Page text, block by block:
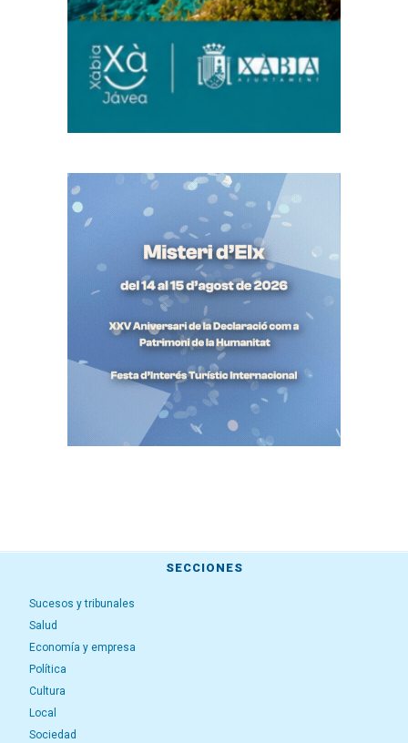
SECCIONES
Sucesos y tribunales
Salud
Economía y empresa
Política
Cultura
Local
Sociedad